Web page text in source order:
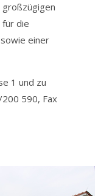
großzügigen
für die
einer
1 und zu
590, Fax